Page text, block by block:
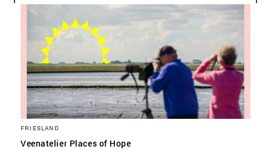
FRIESLAND
Veenatelier Places of Hope